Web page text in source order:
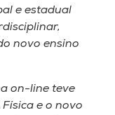
e estadual
novo ensino
on-line teve
e o novo